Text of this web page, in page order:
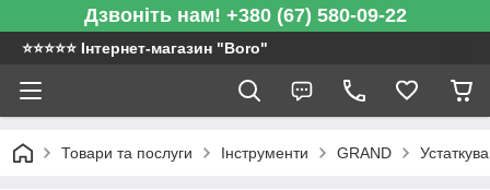
Дзвоніть нам! +380 (67) 580-09-22
⭐️⭐️⭐️⭐️⭐️ Інтернет-магазин "Boro"
Товари та послуги Інструменти GRAND